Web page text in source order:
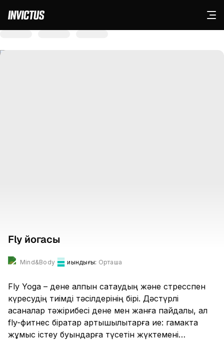
Fly йогасы
Mind&Body Қиындығы: Орташа
Fly Yoga – дене қалпын сақтаудың және стресспен
күресудің тиімді тәсілдерінің бірі. Дәстүрлі
асаналар тәжірибесі дене мен жанға пайдалы, ал
fly-фитнес бірқатар артықшылықтарға ие: гамакта
жұмыс істеу буындарға түсетін жүктемені